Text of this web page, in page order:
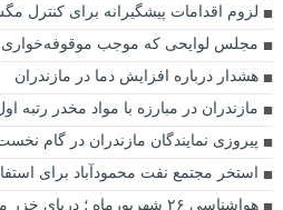
لزوم اقدامات پیشگیرانه برای کنترل
مجلس لوایحی که موجب موقوفه‌خواری
هشدار درباره افزایش دما در مازندران
مازندران در مبارزه با مواد مخدر رتبه
پیروزی نمایندگان مازندران در گام نخست
استخر مجتمع نفت محمودآباد برای
هواشناسی ۲۶ شهریورماه ؛ دریای خزر مواج است